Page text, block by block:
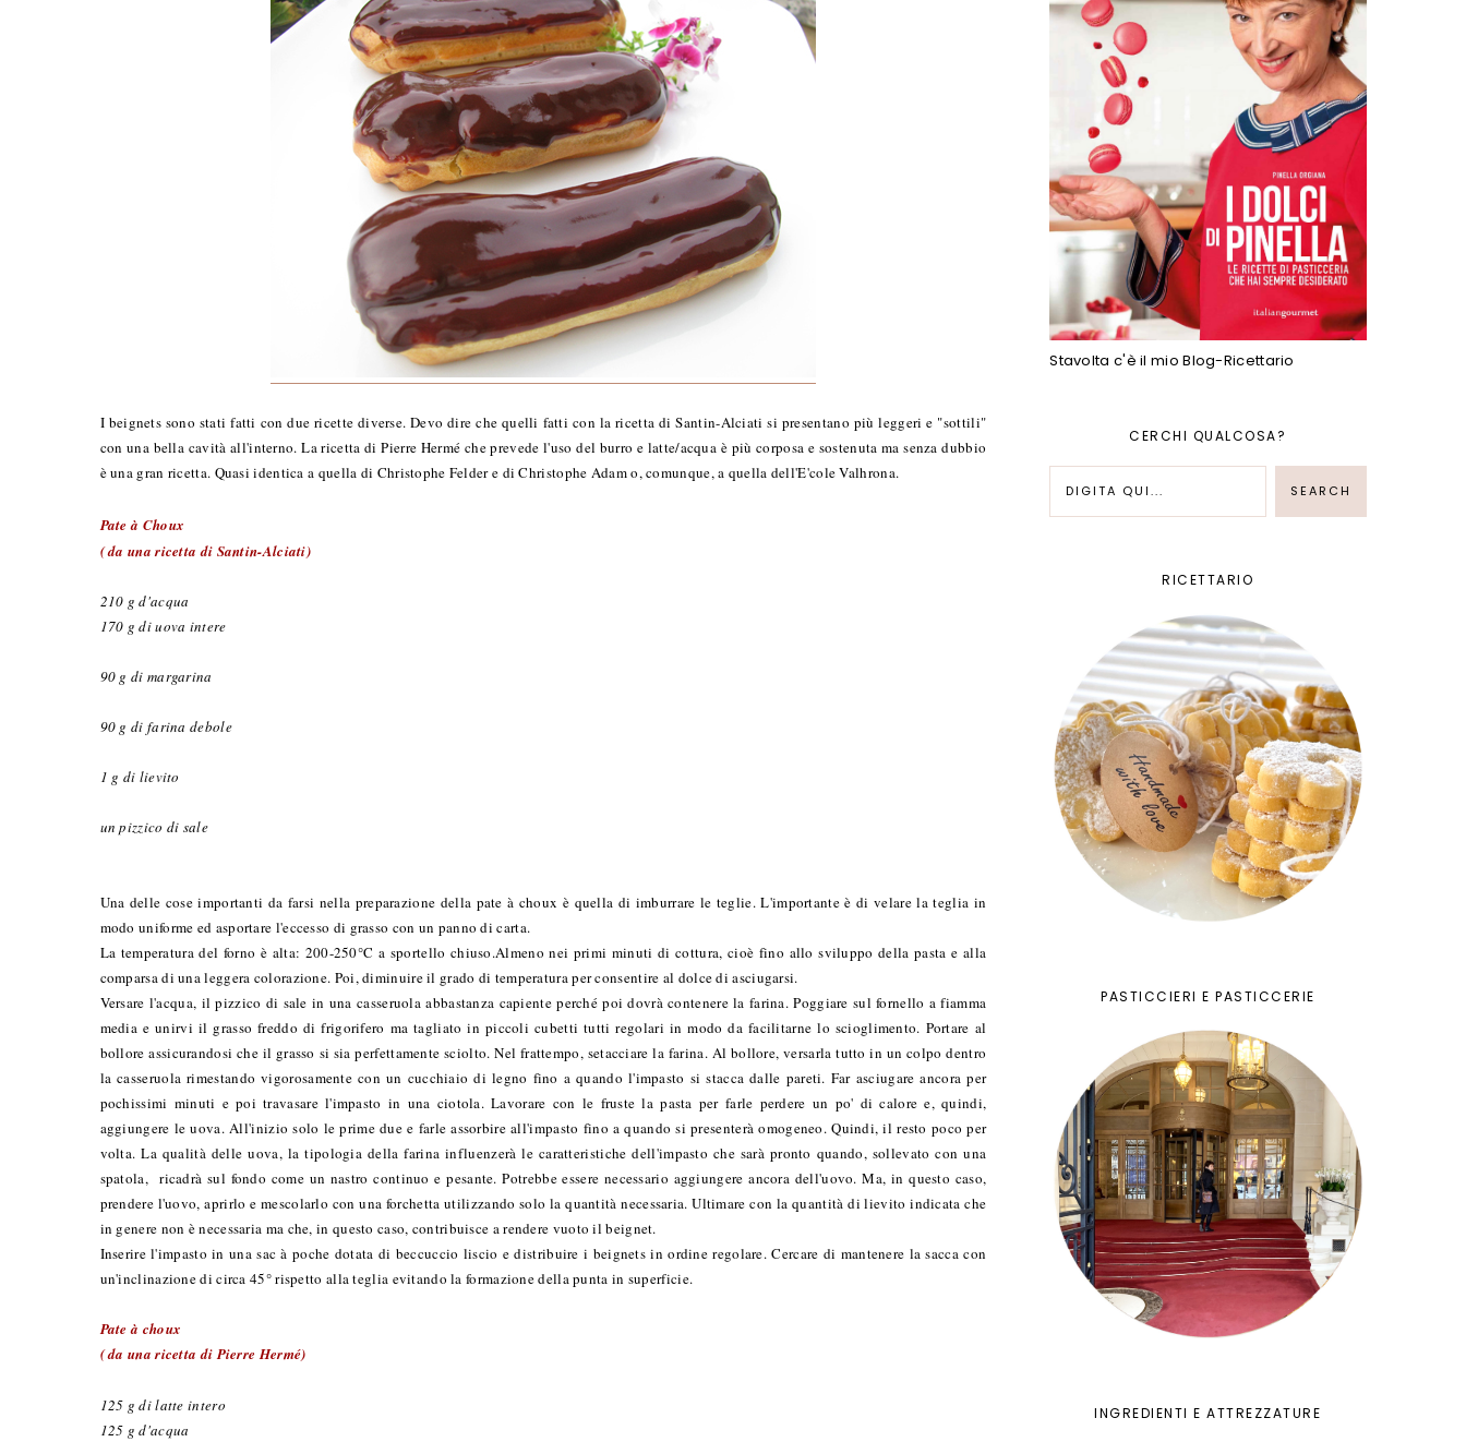
I beignets sono stati fatti con due ricette diverse. Devo dire che quelli fatti con la ricetta di Santin-Alciati si presentano più leggeri e "sottili"
con una bella cavità all'interno. La ricetta di Pierre Hermé che prevede l'uso del burro e latte/acqua è più corposa e sostenuta ma senza dubbio
è una gran ricetta. Quasi identica a quella di Christophe Felder e di Christophe Adam o, comunque, a quella dell'E'cole Valhrona.
Pate à Choux
( da una ricetta di Santin-Alciati)
210 g d'acqua
170 g di uova intere
90 g di margarina
90 g di farina debole
1 g di lievito
un pizzico di sale
Una delle cose importanti da farsi nella preparazione della pate à choux è quella di imburrare le teglie. L'importante è di velare la teglia in
modo uniforme ed asportare l'eccesso di grasso con un panno di carta.
La temperatura del forno è alta: 200-250°C a sportello chiuso.Almeno nei primi minuti di cottura, cioè fino allo sviluppo della pasta e alla
comparsa di una leggera colorazione. Poi, diminuire il grado di temperatura per consentire al dolce di asciugarsi.
Versare l'acqua, il pizzico di sale in una casseruola abbastanza capiente perché poi dovrà contenere la farina. Poggiare sul fornello a fiamma
media e unirvi il grasso freddo di frigorifero ma tagliato in piccoli cubetti tutti regolari in modo da facilitarne lo scioglimento. Portare al
bollore assicurandosi che il grasso si sia perfettamente sciolto. Nel frattempo, setacciare la farina. Al bollore, versarla tutto in un colpo dentro
la casseruola rimestando vigorosamente con un cucchiaio di legno fino a quando l'impasto si stacca dalle pareti. Far asciugare ancora per
pochissimi minuti e poi travasare l'impasto in una ciotola. Lavorare con le fruste la pasta per farle perdere un po' di calore e, quindi,
aggiungere le uova. All'inizio solo le prime due e farle assorbire all'impasto fino a quando si presenterà omogeneo. Quindi, il resto poco per
volta. La qualità delle uova, la tipologia della farina influenzerà le caratteristiche dell'impasto che sarà pronto quando, sollevato con una
spatola, ricadrà sul fondo come un nastro continuo e pesante. Potrebbe essere necessario aggiungere ancora dell'uovo. Ma, in questo caso,
prendere l'uovo, aprirlo e mescolarlo con una forchetta utilizzando solo la quantità necessaria. Ultimare con la quantità di lievito indicata che
in genere non è necessaria ma che, in questo caso, contribuisce a rendere vuoto il beignet.
Inserire l'impasto in una sac à poche dotata di beccuccio liscio e distribuire i beignets in ordine regolare. Cercare di mantenere la sacca con
un'inclinazione di circa 45° rispetto alla teglia evitando la formazione della punta in superficie.
Pate à choux
( da una ricetta di Pierre Hermé)
125 g di latte intero
125 g d'acqua
Stavolta c'è il mio Blog-Ricettario
CERCHI QUALCOSA?
RICETTARIO
PASTICCIERI E PASTICCERIE
INGREDIENTI E ATTREZZATURE